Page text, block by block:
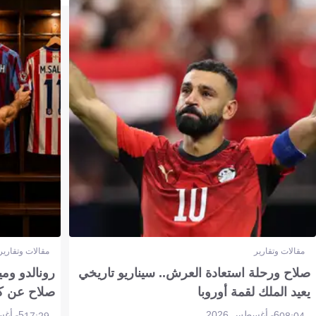
مقالات وتقارير
صلاح ورحلة استعادة العرش.. سيناريو تاريخي
يعيد الملك لقمة أوروبا
مقالات
رونالدو
صلاح عن